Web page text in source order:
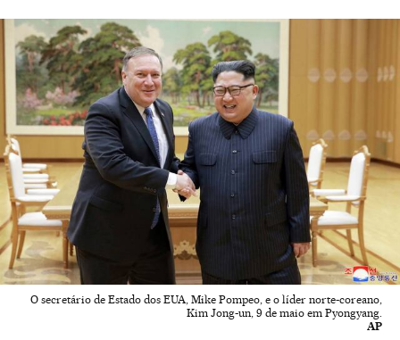
O secretário de Estado dos EUA, Mike Pompeo, e o líder norte-coreano,
Kim Jong-un, 9 de maio em Pyongyang.
AP